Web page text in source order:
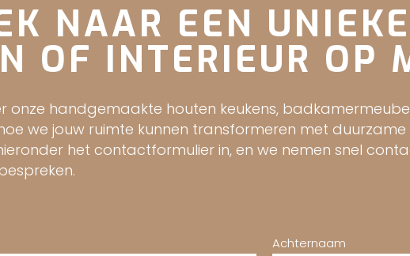
NAAR EEN
OF INTERIEUR OP
onze handgemaakte houten keukens,
we jouw ruimte kunnen transformeren met
het contactformulier in, en we nemen snel
Achternaam